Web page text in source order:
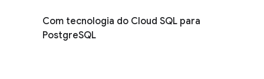
Com tecnologia do Cloud SQL para
PostgreSQL